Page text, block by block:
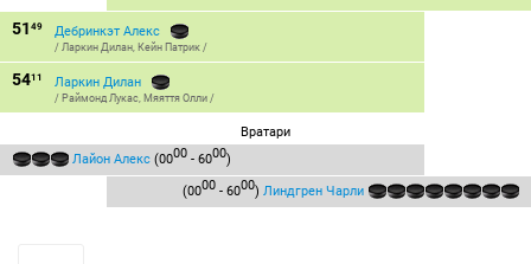
51 49 Дебринкэт Алекс
/ Ларкин Дилан, Кейн Патрик /
5411 Ларкин Дилан
/ Раймонд Лукас, Мяяття Олли /
Вратари
Лайон Алекс (0000 - 6000)
(0000 - 6000) Линдгрен Чарли